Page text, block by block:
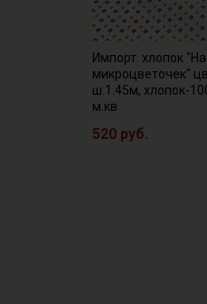
Импорт. хлопок
микроцветочек"
ш.1.45м, хлопок-
м.кв
520 руб.